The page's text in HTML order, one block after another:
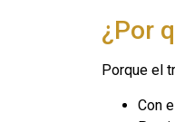
¿Por
Porque el
Con